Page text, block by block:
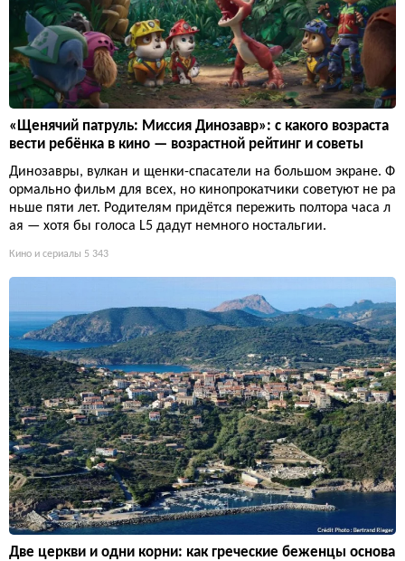
«Щенячий патруль: Миссия Динозавр»: с какого возраста
вести ребёнка в кино — возрастной рейтинг и советы
Динозавры, вулкан и щенки-спасатели на большом экране. Ф
ормально фильм для всех, но кинопрокатчики советуют не ра
ньше пяти лет. Родителям придётся пережить полтора часа л
ая — хотя бы голоса L5 дадут немного ностальгии.
Кино и сериалы 5 343
Две церкви и одни корни: как греческие беженцы основа